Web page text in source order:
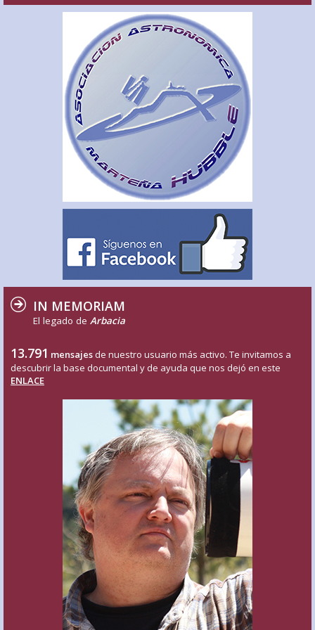
IN MEMORIAM
El legado de Arbacia
13.791 mensajes de nuestro usuario más activo. Te invitamos a
descubrir la base documental y de ayuda que nos dejó en este
ENLACE